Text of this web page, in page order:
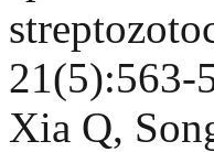
21(5):563-
Xia Q,